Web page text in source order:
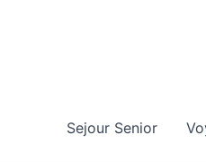
Sejour Senior